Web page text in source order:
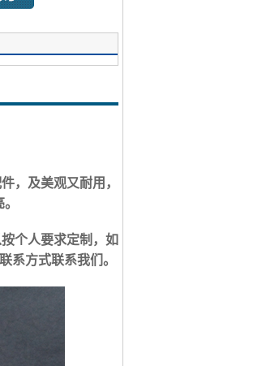
，及美观又耐用，
个人要求定制，如
系方式联系我们。